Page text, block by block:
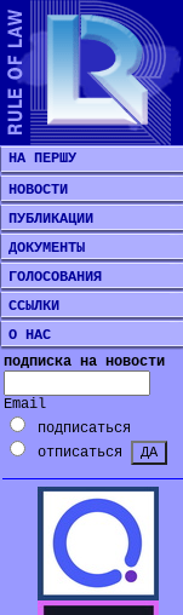
НА ПЕРШУ
НОВОСТИ
ПУБЛИКАЦИИ
ДОКУМЕНТЫ
ГОЛОСОВАНИЯ
ССЫЛКИ
О НАС
подписка на новости
Email
подписаться
отписаться